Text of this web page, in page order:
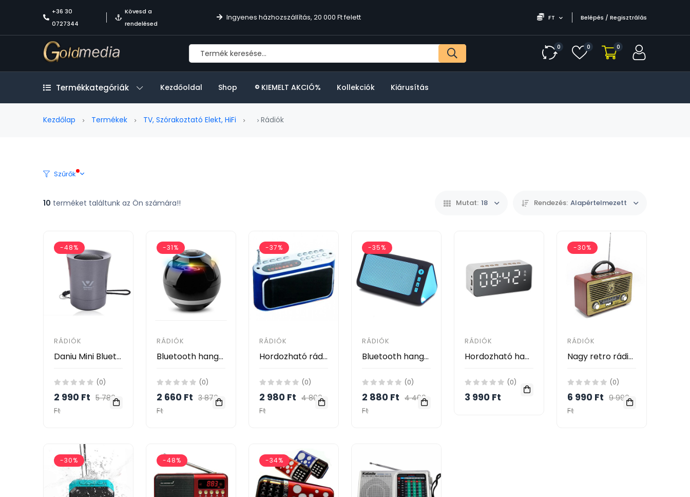
+36 30
0727344
Kövesd a
rendelésed
Ingyenes házhozszállítás, 20 000 Ft felett FT Belépés / Regisztrálás
0 0 0
Termékkategóriák Kezdőoldal Shop KIEMELT AKCIÓ% Kollekciók Kiárusítás
Kezdőlap Termékek TV, Szórakoztató Elekt, HiFi Rádiók
Szűrők
10 terméket találtunk az Ön számára!! Mutat: 18 Rendezés: Alapértelmezett
-48%
RÁDIÓK
Daniu Mini Bluetooth hangszóró Wsa-8612 Daniu
(0)
2 990 Ft 5 780
Ft
-31%
RÁDIÓK
Bluetooth hangszóró LED lámpával Hordozható vezeték nélküli mini hangszóró Mobil zene MP3 mélynyomó TF Ball CattleBie T&G A18
(0)
2 660 Ft 3 870
Ft
-37%
RÁDIÓK
Hordozható rádió hangszóró WSTER WS-289 (USB / TF)
(0)
2 980 Ft 4 800
Ft
-35%
RÁDIÓK
Bluetooth hangszóró HLY-666, beépített akkumulátor
(0)
2 880 Ft 4 460
Ft
RÁDIÓK
Hordozható hangszóró, ébresztőóra, sztereó, Bluetooth 5.3, FM rádió antenna nélkül, 1200 mAh EC-2215BT
(0)
3 990 Ft
-30%
RÁDIÓK
Nagy retro rádió formájú Bluetooth hangszóró és zenelejátszó - kihangosító + FM rádió + mp3
(0)
6 990 Ft 9 990
Ft
-30% -48% -34%